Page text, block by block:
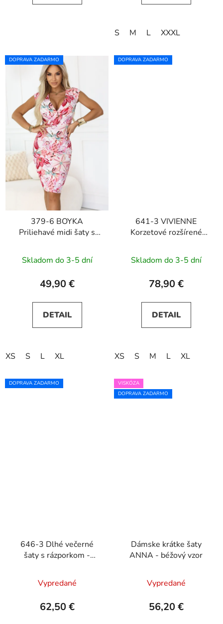
S M L XXXL
DOPRAVA ZADARMO
379-6 BOYKA
Priliehavé midi šaty s
ružovými kvetmi
Skladom do 3-5 dní
49,90 €
DETAIL
XS S L XL
DOPRAVA ZADARMO
641-3 VIVIENNE
Korzetové rozšírené
žltá
Skladom do 3-5 dní
78,90 €
DETAIL
XS S M L XL
DOPRAVA ZADARMO
646-3 Dlhé večerné
šaty s rázporkom -
Vypredané
62,50 €
VISKÓZA
DOPRAVA ZADARMO
Dámske krátke šaty
ANNA - béžový vzor
Vypredané
56,20 €